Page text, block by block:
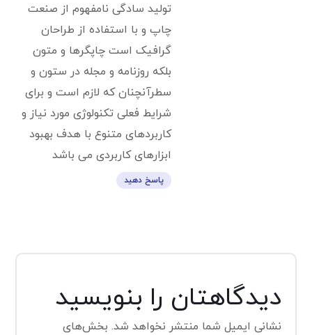
تولید سادگی نامفهوم از صنعت
چاپ و با استفاده از طراحان
گرافیک است چاپگرها و متون
بلکه روزنامه و مجله در ستون و
سطرآنچنان که لازم است و برای
شرایط فعلی تکنولوژی مورد نیاز و
کاربردهای متنوع با هدف بهبود
ابزارهای کاربردی می باشد
پاسخ دهید
دیدگاهتان را بنویسید
نشانی ایمیل شما منتشر نخواهد شد. بخش‌های